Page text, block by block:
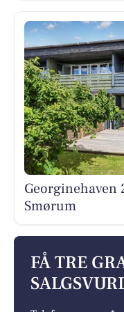
Georginehaven
Smørum
FÅ TRE